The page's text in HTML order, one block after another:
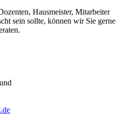
Hausmeister, Mitarbeiter
sein sollte, können wir Sie gerne